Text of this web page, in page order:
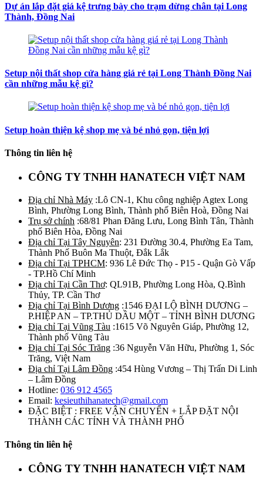
Dự án lắp đặt giá kệ trưng bày cho trạm dừng chân tại Long
Thành, Đồng Nai
Setup nội thất shop cửa hàng giá rẻ tại Long Thành Đồng Nai
cần những mẫu kệ gì?
Setup hoàn thiện kệ shop mẹ và bé nhỏ gọn, tiện lợi
Thông tin liên hệ
CÔNG TY TNHH HANATECH VIỆT NAM
Địa chỉ Nhà Máy :Lô CN-1, Khu công nghiệp Agtex Long
Bình, Phường Long Bình, Thành phố Biên Hoà, Đồng Nai
Trụ sở chính :68/81 Phan Đăng Lưu, Long Bình Tân, Thành
phố Biên Hòa, Đồng Nai
Địa chỉ Tại Tây Nguyên: 231 Đường 30.4, Phường Ea Tam,
Thành Phố Buôn Ma Thuột, Đắk Lắk
Địa chỉ Tại TPHCM: 936 Lê Đức Thọ - P15 - Quận Gò Vấp
- TP.Hồ Chí Minh
Địa chỉ Tại Cần Thơ: QL91B, Phường Long Hòa, Q.Bình
Thủy, TP. Cần Thơ
Địa chỉ Tại Bình Dương :1546 ĐẠI LỘ BÌNH DƯƠNG –
P.HIỆP AN – TP.THỦ DẦU MỘT – TỈNH BÌNH DƯƠNG
Địa chỉ Tại Vũng Tàu :1615 Võ Nguyên Giáp, Phường 12,
Thành phố Vũng Tàu
Địa chỉ Tại Sóc Trăng :36 Nguyễn Văn Hữu, Phường 1, Sóc
Trăng, Việt Nam
Địa chỉ Tại Lâm Đồng :454 Hùng Vương – Thị Trấn Di Linh
– Lâm Đồng
Hotline: 036 912 4565
Email: kesieuthihanatech@gmail.com
ĐẶC BIỆT : FREE VẬN CHUYỂN + LẮP ĐẶT NỘI
THÀNH CÁC TỈNH VÀ THÀNH PHỐ
Thông tin liên hệ
CÔNG TY TNHH HANATECH VIỆT NAM